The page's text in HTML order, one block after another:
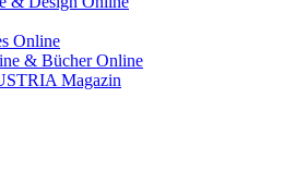
Online
& Bücher Online
Magazin